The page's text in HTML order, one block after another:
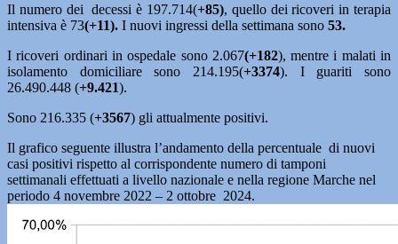
Il numero dei decessi è 197.714(+85), quello dei ricoveri in terapia
intensiva è 73(+11). I nuovi ingressi della settimana sono 53.
I ricoveri ordinari in ospedale sono 2.067(+182), mentre i malati in
isolamento domiciliare sono 214.195(+3374). I guariti sono
26.490.448 (+9.421).
Sono 216.335 (+3567) gli attualmente positivi.
Il grafico seguente illustra l’andamento della percentuale di nuovi
casi positivi rispetto al corrispondente numero di tamponi
settimanali effettuati a livello nazionale e nella regione Marche nel
periodo 4 novembre 2022 – 2 ottobre 2024.